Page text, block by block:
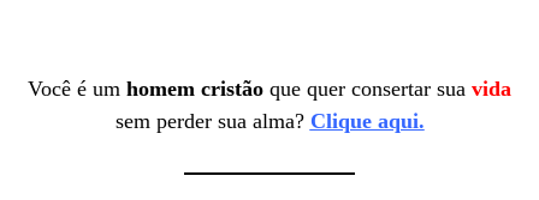
Você é um homem cristão que quer consertar sua vida
sem perder sua alma? Clique aqui.